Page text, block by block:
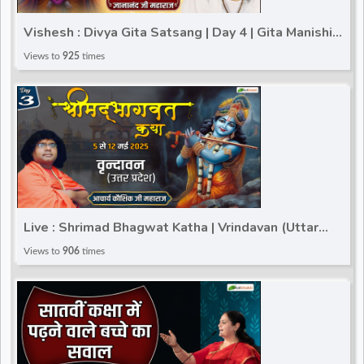
Vishesh : Divya Gita Satsang | Day 4 | Gita Manishi
Gyananand Ji Maharaj | Karnal ( Haryana )
Views to 925 times
Live : Shrimad Bhagwat Katha | Vrindavan (Uttar
Pradesh) | Acharya Kaushik Ji Maharaj | Day 3
Views to 906 times